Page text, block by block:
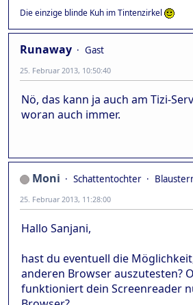
Die einzige blinde Kuh im Tintenzirkel
Runaway
Gast
25. Februar 2013, 10:50:40
Nö, das kann ja auch am Tizi-
woran auch immer.
Moni Schattentochter
25. Februar 2013, 11:28:00
Hallo Sanjani,
hast du eventuell die
anderen Browser auszutesten?
funktioniert dein Screenreader